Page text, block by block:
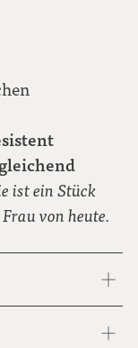
ist ein Stück
von heute.